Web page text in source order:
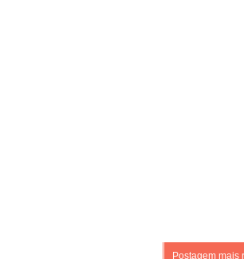
Postagem mais